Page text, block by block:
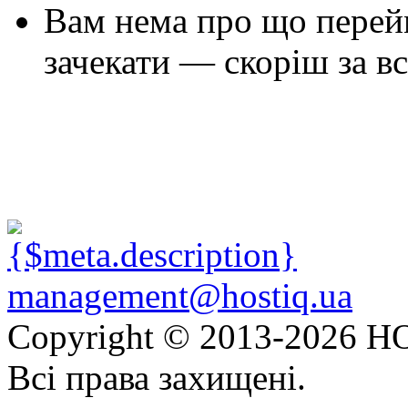
Вам нема про що
зачекати — скоріш за
management@hostiq.ua
Copyright © 2013-2026
Всі права захищені.